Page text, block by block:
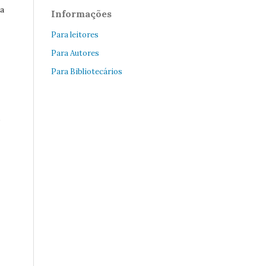
Informações
Para leitores
Para Autores
Para Bibliotecários